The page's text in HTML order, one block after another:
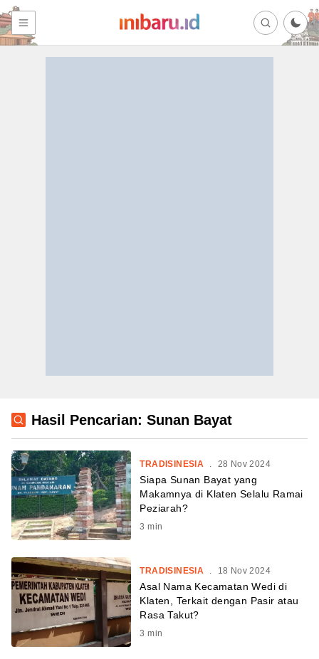
Hasil Pencarian: Sunan Bayat
TRADISINESIA . 28 Nov 2024
Siapa Sunan Bayat yang
Makamnya di Klaten Selalu Ramai
Peziarah?
3 min
TRADISINESIA . 18 Nov 2024
Asal Nama Kecamatan Wedi di
Klaten, Terkait dengan Pasir atau
Rasa Takut?
3 min